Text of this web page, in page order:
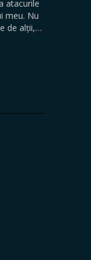
atacurile
meu. Nu
de alții,…